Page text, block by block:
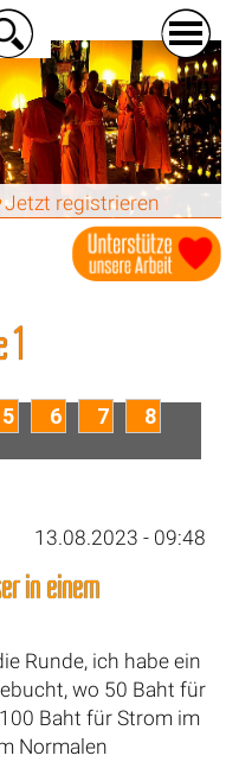
Jetzt registrieren
5 6 7
8
13.08.2023 - 09:48
in einem
Runde, ich habe ein
wo 50 Baht für
Baht für Strom im
Normalen